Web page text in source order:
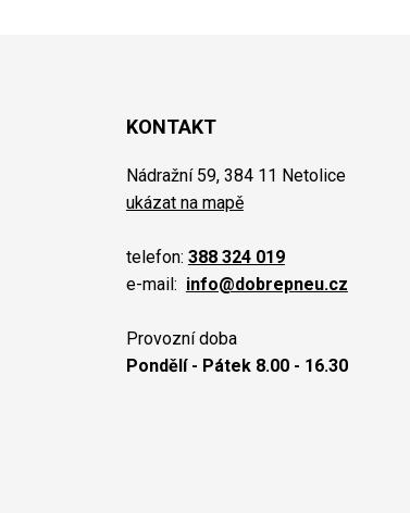
KONTAKT
Nádražní 59, 384 11 Netolice
ukázat na mapě
telefon: 388 324 019
e-mail: info@dobrepneu.cz
Provozní doba
Pondělí - Pátek 8.00 - 16.30